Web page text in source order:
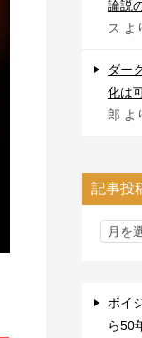
論説
ス よ
ダー
化は
郎 よ
記事投
ボイ
ら50